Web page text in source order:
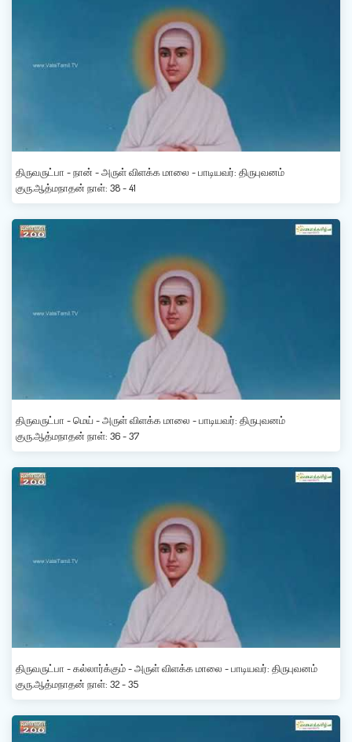
திருவருட்பா - நான் - அருள் விளக்க மாலை - பாடியவர்: திருபுவனம்
குரு.ஆத்மநாதன் நாள்: 38 - 41
திருவருட்பா - மெய் - அருள் விளக்க மாலை - பாடியவர்: திருபுவனம்
குரு.ஆத்மநாதன் நாள்: 36 - 37
திருவருட்பா - கல்லார்க்கும் - அருள் விளக்க மாலை - பாடியவர்: திருபுவனம்
குரு.ஆத்மநாதன் நாள்: 32 - 35